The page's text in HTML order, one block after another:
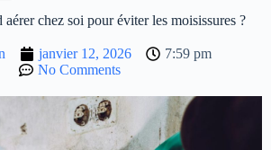
chez soi pour éviter les moisissures ?
janvier 12, 2026
7:59 pm
No Comments